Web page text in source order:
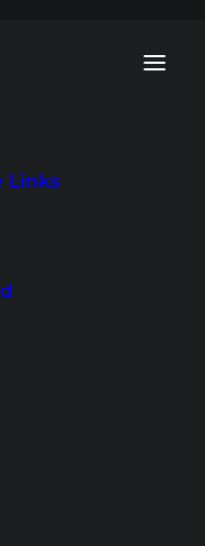
Links
-
von